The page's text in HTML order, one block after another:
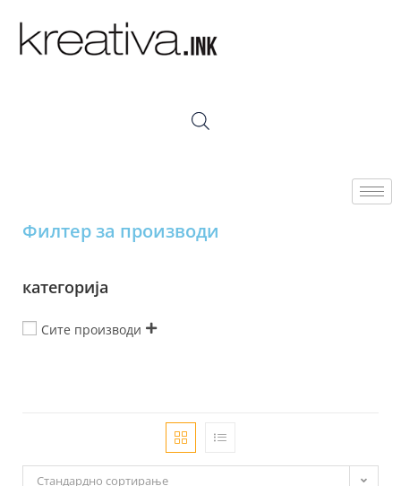
Филтер за производи
категорија
Сите производи
Стандардно сортирање